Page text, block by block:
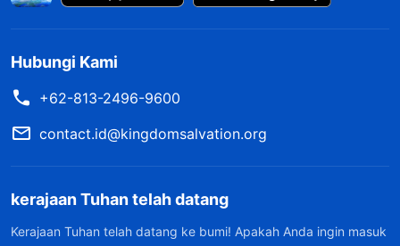
Hubungi Kami
+62-813-2496-9600
contact.id@kingdomsalvation.org
kerajaan Tuhan telah datang
Kerajaan Tuhan telah datang ke bumi! Apakah Anda ingin masuk